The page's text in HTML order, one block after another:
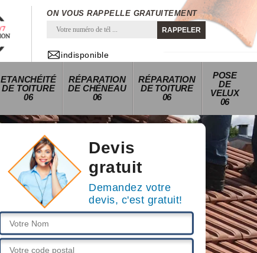
ON VOUS RAPPELLE GRATUITEMENT
indisponible
ETANCHÉITÉ
DE TOITURE
06
RÉPARATION
DE CHÉNEAU
06
RÉPARATION
DE TOITURE
06
POSE
DE
VELUX
06
Devis
gratuit
Demandez votre
devis, c'est gratuit!